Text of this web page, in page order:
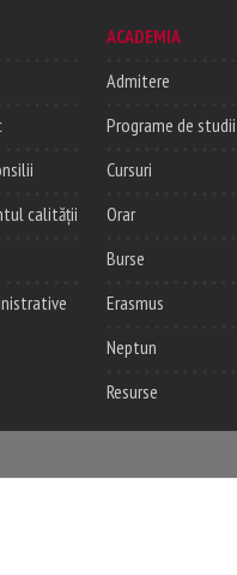
calității
ACADEMIA
Admitere
Programe de studii
Cursuri
Orar
Burse
Erasmus
Neptun
Resurse